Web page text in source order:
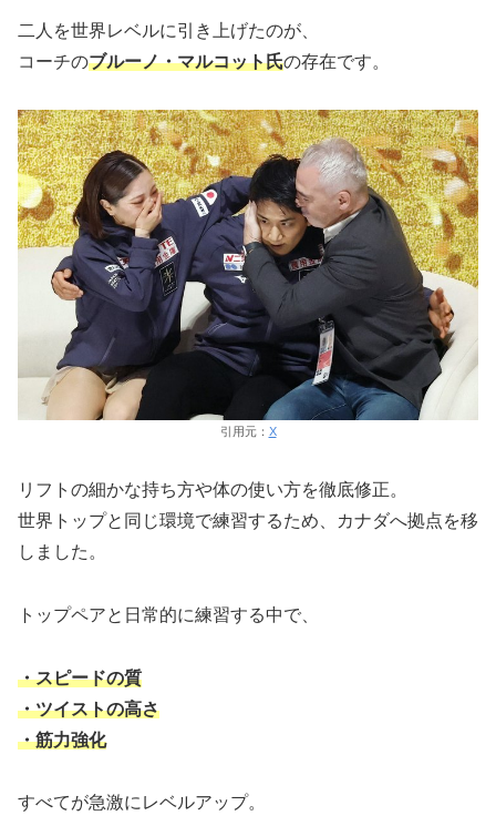
二人を世界レベルに引き上げたのが、
コーチのブルーノ・マルコット氏の存在です。
引用元： X
リフトの細かな持ち方や体の使い方を徹底修正。
世界トップと同じ環境で練習するため、カナダへ拠点を移
しました。
トップペアと日常的に練習する中で、
・スピードの質
・ツイストの高さ
・筋力強化
すべてが急激にレベルアップ。